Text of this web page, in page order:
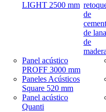
LIGHT 2500 mm
Panel acústico
PROFF 3000 mm
Paneles Acústicos
Square 520 mm
Panel acústico
Quanti
de
de lana
de